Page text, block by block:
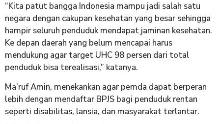
“Kita patut bangga Indonesia mampu jadi salah satu
negara dengan cakupan kesehatan yang besar sehingga
hampir seluruh penduduk mendapat jaminan kesehatan.
Ke depan daerah yang belum mencapai harus
mendukung agar target UHC 98 persen dari total
penduduk bisa terealisasi,” katanya.
Ma’ruf Amin, menekankan agar pemda dapat berperan
lebih dengan mendaftar BPJS bagi penduduk rentan
seperti disabilitas, lansia, dan masyarakat terlantar.